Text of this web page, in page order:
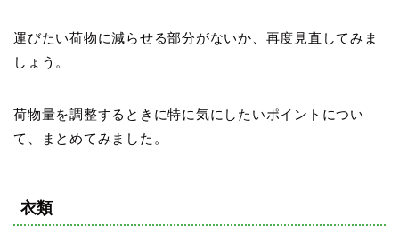
運びたい荷物に減らせる部分がないか、再度見直してみま
しょう。
荷物量を調整するときに特に気にしたいポイントについ
て、まとめてみました。
衣類